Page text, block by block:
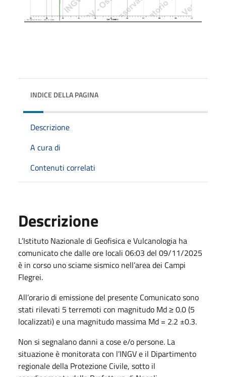
INDICE DELLA PAGINA
Descrizione
A cura di
Contenuti correlati
Descrizione
L’Istituto Nazionale di Geofisica e Vulcanologia ha
comunicato che dalle ore locali 06:03 del 09/11/2025
è in corso uno sciame sismico nell’area dei Campi
Flegrei.
All’orario di emissione del presente Comunicato sono
stati rilevati 5 terremoti con magnitudo Md ≥ 0.0 (5
localizzati) e una magnitudo massima Md = 2.2 ±0.3.
Non si segnalano danni a cose e/o persone. La
situazione è monitorata con l’INGV e il Dipartimento
regionale della Protezione Civile, sotto il